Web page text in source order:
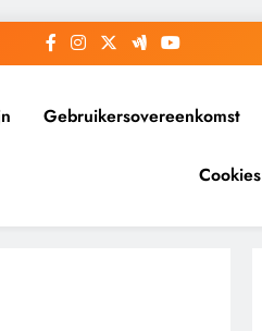
Gebruikersovereenkomst